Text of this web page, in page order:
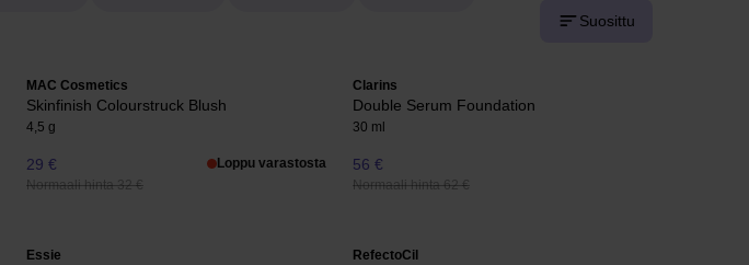
Suosittu
MAC Cosmetics
Skinfinish Colourstruck Blush
4,5 g
29 €
Normaali hinta 32 €
Loppu varastosta
Clarins
Double Serum Foundation
30 ml
56 €
Normaali hinta 62 €
Essie RefectoCil